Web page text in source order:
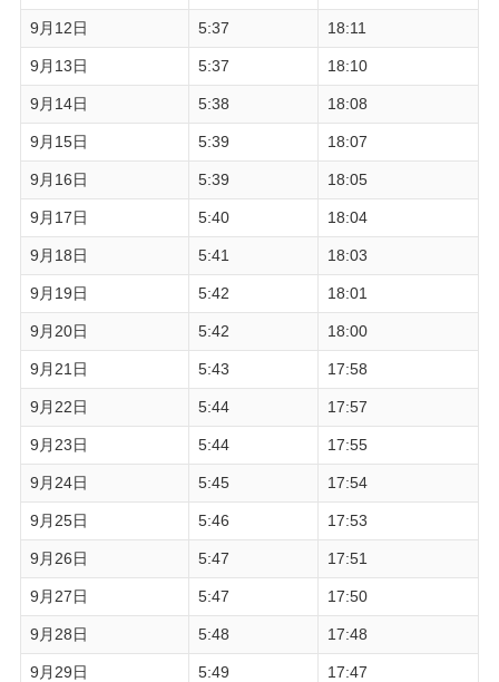
9月12日 5:37 18:11
9月13日 5:37 18:10
9月14日 5:38 18:08
9月15日 5:39 18:07
9月16日 5:39 18:05
9月17日 5:40 18:04
9月18日 5:41 18:03
9月19日 5:42 18:01
9月20日 5:42 18:00
9月21日 5:43 17:58
9月22日 5:44 17:57
9月23日 5:44 17:55
9月24日 5:45 17:54
9月25日 5:46 17:53
9月26日 5:47 17:51
9月27日 5:47 17:50
9月28日 5:48 17:48
9月29日 5:49 17:47